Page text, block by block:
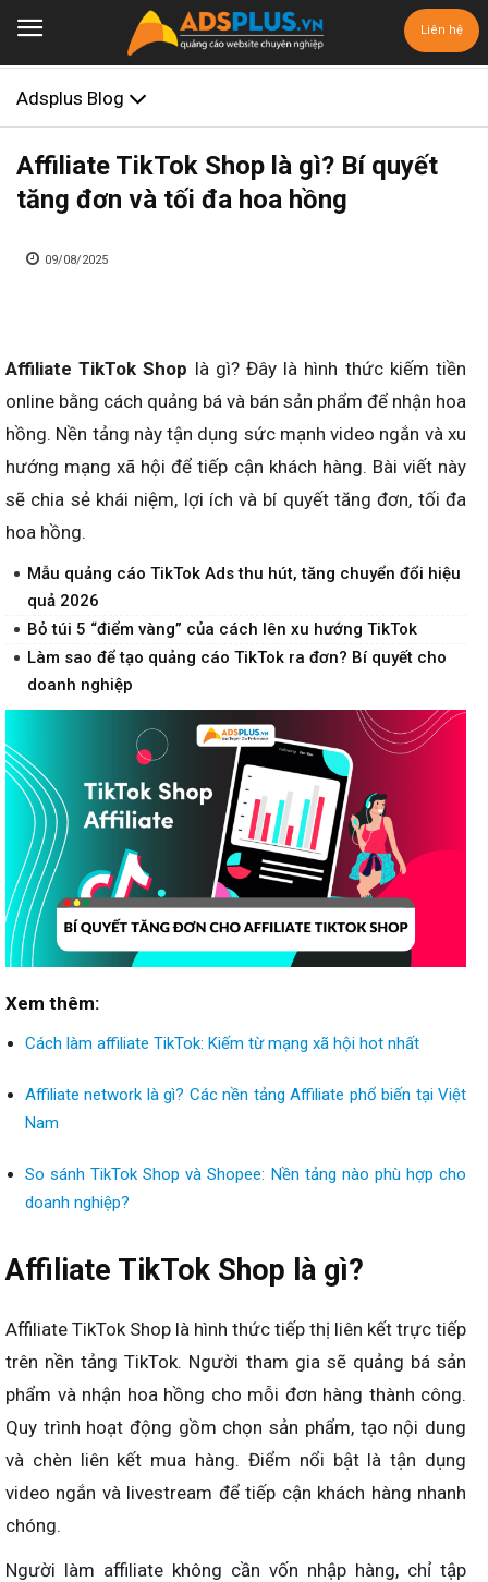
Liên hệ
Adsplus Blog
Affiliate TikTok Shop là gì? Bí quyết
tăng đơn và tối đa hoa hồng
09/08/2025
Affiliate TikTok Shop là gì? Đây là hình thức kiếm tiền
online bằng cách quảng bá và bán sản phẩm để nhận hoa
hồng. Nền tảng này tận dụng sức mạnh video ngắn và xu
hướng mạng xã hội để tiếp cận khách hàng. Bài viết này
sẽ chia sẻ khái niệm, lợi ích và bí quyết tăng đơn, tối đa
hoa hồng.
Mẫu quảng cáo TikTok Ads thu hút, tăng chuyển đổi hiệu
quả 2026
Bỏ túi 5 “điểm vàng” của cách lên xu hướng TikTok
Làm sao để tạo quảng cáo TikTok ra đơn? Bí quyết cho
doanh nghiệp
Xem thêm:
Cách làm affiliate TikTok: Kiếm từ mạng xã hội hot nhất
Affiliate network là gì? Các nền tảng Affiliate phổ biến tại Việt
Nam
So sánh TikTok Shop và Shopee: Nền tảng nào phù hợp cho
doanh nghiệp?
Affiliate TikTok Shop là gì?
Affiliate TikTok Shop là hình thức tiếp thị liên kết trực tiếp
trên nền tảng TikTok. Người tham gia sẽ quảng bá sản
phẩm và nhận hoa hồng cho mỗi đơn hàng thành công.
Quy trình hoạt động gồm chọn sản phẩm, tạo nội dung
và chèn liên kết mua hàng. Điểm nổi bật là tận dụng
video ngắn và livestream để tiếp cận khách hàng nhanh
chóng.
Người làm affiliate không cần vốn nhập hàng, chỉ tập